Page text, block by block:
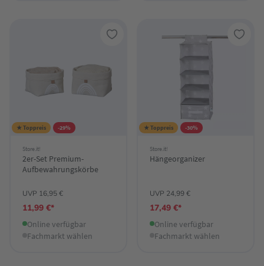
★ Toppreis -29%
Store.it!
2er-Set Premium-
Aufbewahrungskörbe
UVP 16,95 €
11,99 €*
Online verfügbar
Fachmarkt wählen
★ Toppreis -30%
Store.it!
Hängeorganizer
UVP 24,99 €
17,49 €*
Online verfügbar
Fachmarkt wählen